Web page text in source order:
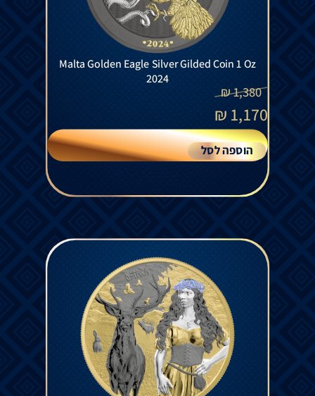
Malta Golden Eagle Silver Gilded Coin 1 Oz
2024
1,380
₪
1,170
₪
הוספה לסל